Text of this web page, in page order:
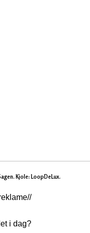
Kjole: LoopDeLux.
i dag?